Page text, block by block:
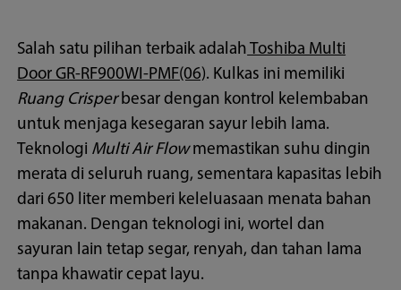
Salah satu pilihan terbaik adalah Toshiba Multi
Door GR-RF900WI-PMF(06). Kulkas ini memiliki
Ruang Crisperbesar dengan kontrol kelembaban
untuk menjaga kesegaran sayur lebih lama.
Teknologi Multi Air Flowmemastikan suhu dingin
merata di seluruh ruang, sementara kapasitas lebih
dari 650 liter memberi keleluasaan menata bahan
makanan. Dengan teknologi ini, wortel dan
sayuran lain tetap segar, renyah, dan tahan lama
tanpa khawatir cepat layu.